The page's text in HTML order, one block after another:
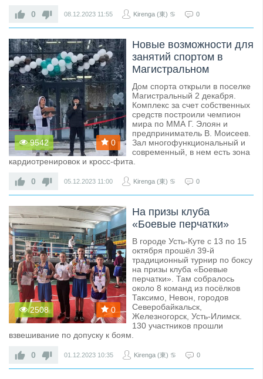
0 08.12.2023 11:55 Kirenga (東) ♋ 0
9542 0
Новые возможности для
занятий спортом в
Магистральном
Дом спорта открыли в поселке
Магистральный 2 декабря.
Комплекс за счет собственных
средств построили чемпион
мира по ММА Г. Элоян и
предприниматель В. Моисеев.
Зал многофункциональный и
современный, в нем есть зона
кардиотренировок и кросс-фита.
0 05.12.2023 11:00 Kirenga (東) ♋ 0
2508 0
На призы клуба
«Боевые перчатки»
В городе Усть-Куте с 13 по 15
октября прошёл 39-й
традиционный турнир по боксу
на призы клуба «Боевые
перчатки». Там собралось
около 8 команд из посёлков
Таксимо, Невон, городов
Северобайкальск,
Железногорск, Усть-Илимск.
130 участников прошли
взвешивание по допуску к боям.
0 01.12.2023 10:35 Kirenga (東) ♋ 0